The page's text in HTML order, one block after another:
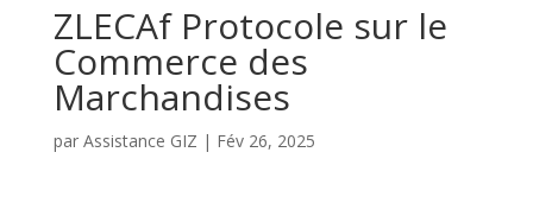
ZLECAf Protocole sur le
Commerce des
Marchandises
par Assistance GIZ | Fév 26, 2025